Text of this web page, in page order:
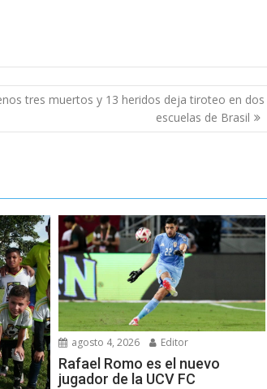
tres muertos y 13 heridos deja tiroteo en dos
escuelas de Brasil
agosto 4, 2026 Editor
Rafael Romo es el nuevo
jugador de la UCV FC